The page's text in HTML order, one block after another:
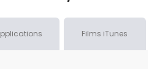
Films iTunes